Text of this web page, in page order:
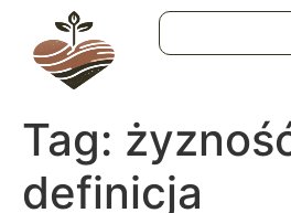
Tag:
definicja